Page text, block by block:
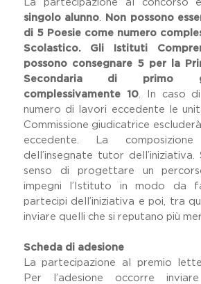
La partecipazione al concorso
singolo alunno.
Non possono
di 5 Poesie come numero
Scolastico. Gli Istituti
possono consegnare 5 per la
Secondaria di primo
complessivamente 10. In caso
numero di lavori eccedente le
Commissione giudicatrice
eccedente. La
dell’insegnate tutor dell’iniziativa.
senso di progettare un
impegni l’Istituto in modo da
partecipi dell’iniziativa e poi, tra
inviare quelli che si reputano più
Scheda di adesione
La partecipazione al premio
Per l’adesione occorre